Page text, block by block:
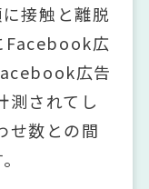
接触と離脱
Facebook広
広告
測されてし
せ数との間